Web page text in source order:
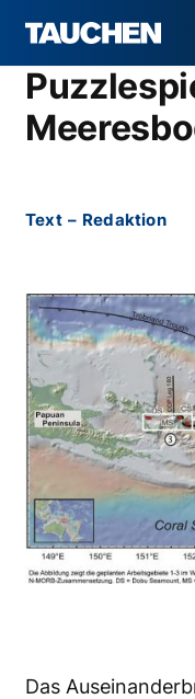
Text – Redaktion
Das